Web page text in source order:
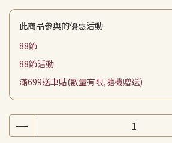
此商品參與的優惠活動
88節
88節活動
滿699送車貼(數量有限,隨機贈送)